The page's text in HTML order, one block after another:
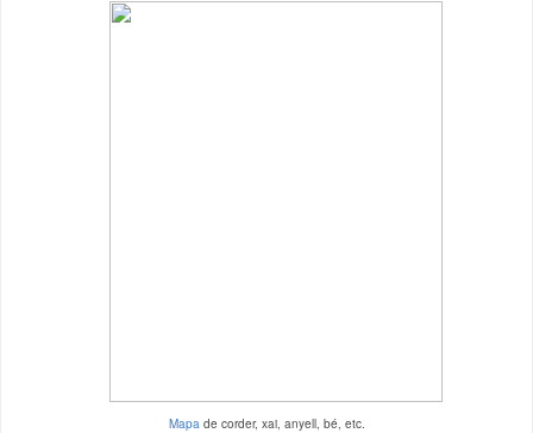
Mapade corder, xai, anyell, bé, etc.